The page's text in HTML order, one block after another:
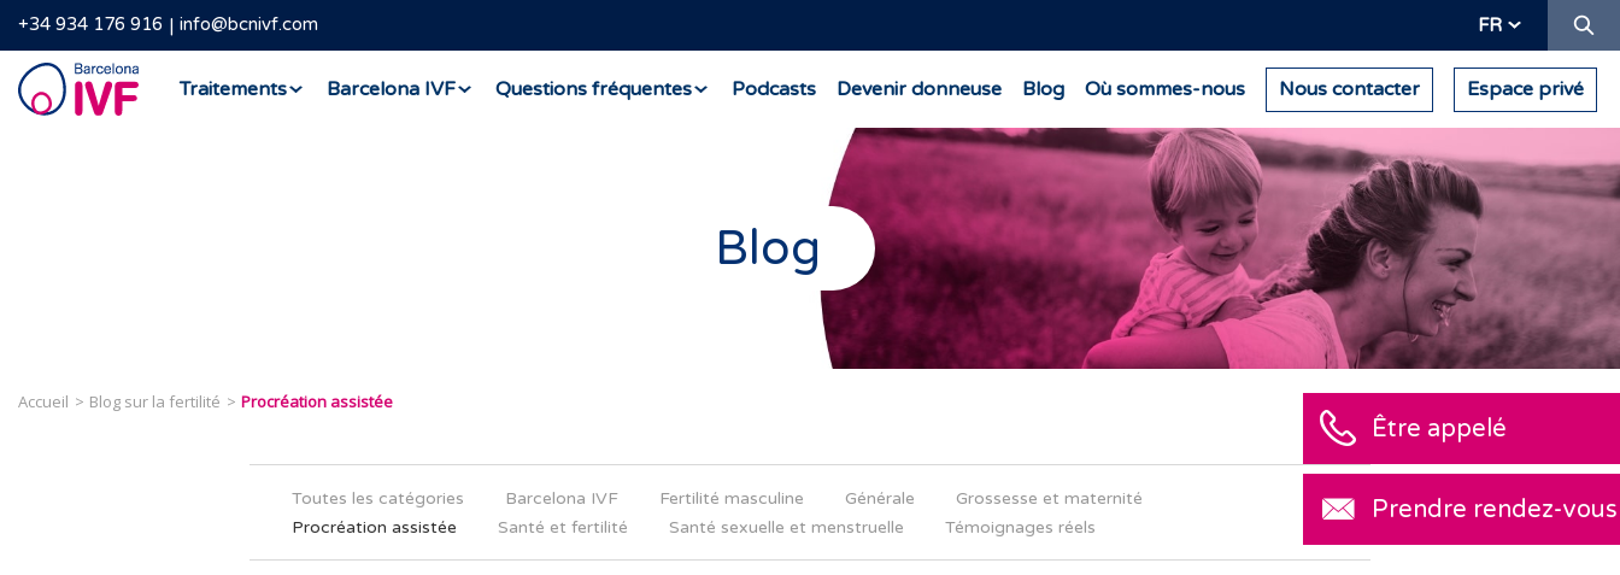
+34 934 176 916 info@bcnivf.com FR
Barcelona
IVF
Traitements Barcelona IVF Questions fréquentes Podcasts Devenir donneuse Blog Où sommes-nous Nous contacter Espace privé
Blog
Accueil Blog sur la fertilité Procréation assistée
Toutes les catégories Barcelona IVF Fertilité masculine Générale
Grossesse et maternité
Procréation assistée
Santé et fertilité Santé sexuelle et menstruelle Témoignages réels